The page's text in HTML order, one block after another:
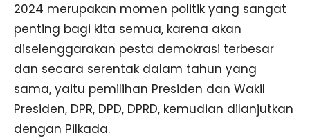
2024 merupakan momen politik yang sangat
penting bagi kita semua, karena akan
diselenggarakan pesta demokrasi terbesar
dan secara serentak dalam tahun yang
sama, yaitu pemilihan Presiden dan Wakil
Presiden, DPR, DPD, DPRD, kemudian dilanjutkan
dengan Pilkada.